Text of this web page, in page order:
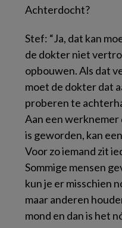
Achterdocht?
Stef: “Ja, dat kan
de dokter niet
opbouwen. Als dat
moet de dokter dat
proberen te
Aan een
is geworden, kan
Voor zo iemand zit
Sommige mensen
kun je er misschien
maar anderen
mond en dan is het